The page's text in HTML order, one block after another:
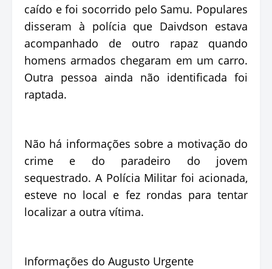
caído e foi socorrido pelo Samu. Populares
disseram à polícia que Daivdson estava
acompanhado de outro rapaz quando
homens armados chegaram em um carro.
Outra pessoa ainda não identificada foi
raptada.
Não há informações sobre a motivação do
crime e do paradeiro do jovem
sequestrado. A Polícia Militar foi acionada,
esteve no local e fez rondas para tentar
localizar a outra vítima.
Informações do Augusto Urgente